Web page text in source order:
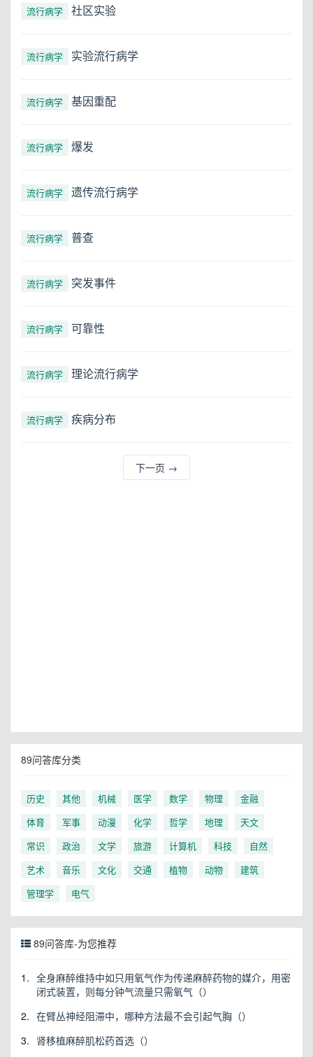
流行病学 社区实验
流行病学 实验流行病学
流行病学 基因重配
流行病学 爆发
流行病学 遗传流行病学
流行病学 普查
流行病学 突发事件
流行病学 可靠性
流行病学 理论流行病学
流行病学 疾病分布
下一页 →
89问答库分类
历史 其他 机械 医学 数学 物理
金融
体育
军事 动漫 化学 哲学 地理
天文
常识
政治 文学 旅游 计算机 科技
自然
艺术
音乐 文化 交通 植物 动物
建筑
管理学
电气
89问答库-为您推荐
1. 全身麻醉维持中如只用氧气作为传递麻醉药物的媒介，用密
闭式装置，则每分钟气流量只需氧气（）
2. 在臂丛神经阻滞中，哪种方法最不会引起气胸（）
3. 肾移植麻醉肌松药首选（）